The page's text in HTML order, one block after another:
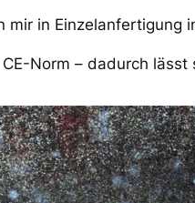
in Einzelanfertigung
Norm – dadurch